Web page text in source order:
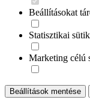
Beállításokat
Statisztikai sütik
Marketing célú
Beállítások mentése